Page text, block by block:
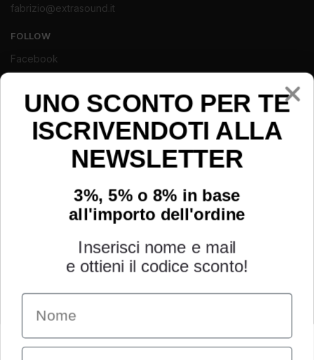
fabrizio@extrasound.it
FOLLOW
Facebook
Instagram
Youtube
INFORMAZIONI
Chi siamo
UNO SCONTO PER TE
ISCRIVENDOTI ALLA
NEWSLETTER
3%, 5% o 8% in base
all'importo dell'ordine
Inserisci nome e mail
e ottieni il codice sconto!
Name
Email